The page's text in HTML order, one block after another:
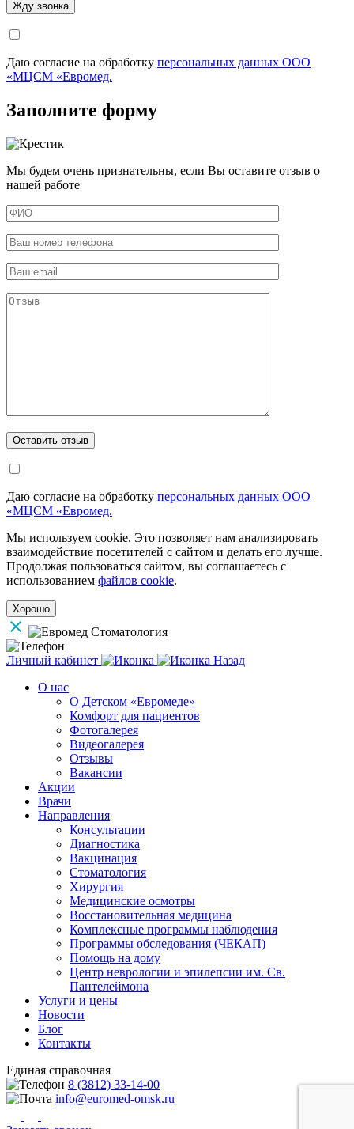
Даю согласие на обработку персональных данных ООО
«МЦСМ «Евромед.
Заполните форму
Мы будем очень признательны, если Вы оставите отзыв о
нашей работе
Даю согласие на обработку персональных данных ООО
«МЦСМ «Евромед.
Мы используем cookie. Это позволяет нам анализировать
взаимодействие посетителей с сайтом и делать его лучше.
Продолжая пользоваться сайтом, вы соглашаетесь с
использованием файлов cookie.
Хорошо
Личный кабинет
Назад
О нас
О Детском «Евромеде»
Комфорт для пациентов
Фотогалерея
Видеогалерея
Отзывы
Вакансии
Акции
Врачи
Направления
Консультации
Диагностика
Вакцинация
Стоматология
Хирургия
Медицинские осмотры
Восстановительная медицина
Комплексные программы наблюдения
Программы обследования (ЧЕКАП)
Помощь на дому
Центр неврологии и эпилепсии им. Св.
Пантелеймона
Услуги и цены
Новости
Блог
Контакты
Единая справочная
8 (3812) 33-14-00
info@euromed-omsk.ru